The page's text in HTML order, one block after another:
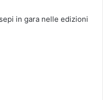
in gara nelle edizioni